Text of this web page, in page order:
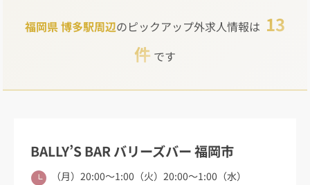
福岡県 博多駅周辺のピックアップ外求人情報は 13
件 です
BALLY’S BAR バリーズバー 福岡市
（月）20:00〜1:00（火）20:00〜1:00（水）